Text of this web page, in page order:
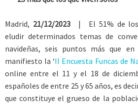
Madrid, 21/12/2023| El 51% de los
eludir determinados temas de
navideñas, seis puntos más que
manifiesto la ‘II Encuesta Funcas de
online entre el 11 y el 18 de
españoles de entre 25 y 65 años, es
que constituye el grueso de la